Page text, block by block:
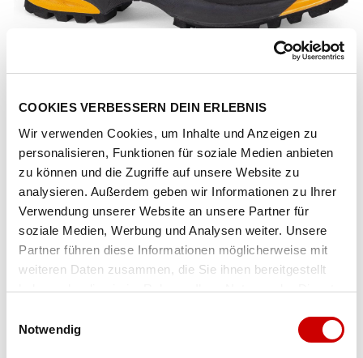
COOKIES VERBESSERN DEIN ERLEBNIS
Wir verwenden Cookies, um Inhalte und Anzeigen zu
personalisieren, Funktionen für soziale Medien anbieten
zu können und die Zugriffe auf unsere Website zu
analysieren. Außerdem geben wir Informationen zu Ihrer
Verwendung unserer Website an unsere Partner für
soziale Medien, Werbung und Analysen weiter. Unsere
Partner führen diese Informationen möglicherweise mit
weiteren Daten zusammen, die Sie ihnen bereitgestellt
haben oder die sie im Rahmen Ihrer Nutzung der Dienste
Notwendig
Artikel-Nr.H1400-12-black
Farbe black